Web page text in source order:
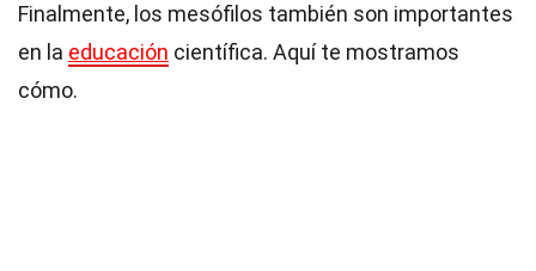
Finalmente, los mesófilos también son importantes
en la educación científica. Aquí te mostramos
cómo.